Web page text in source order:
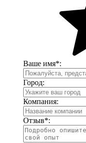
Ваше имя*:
Город:
Компания:
Отзыв*: